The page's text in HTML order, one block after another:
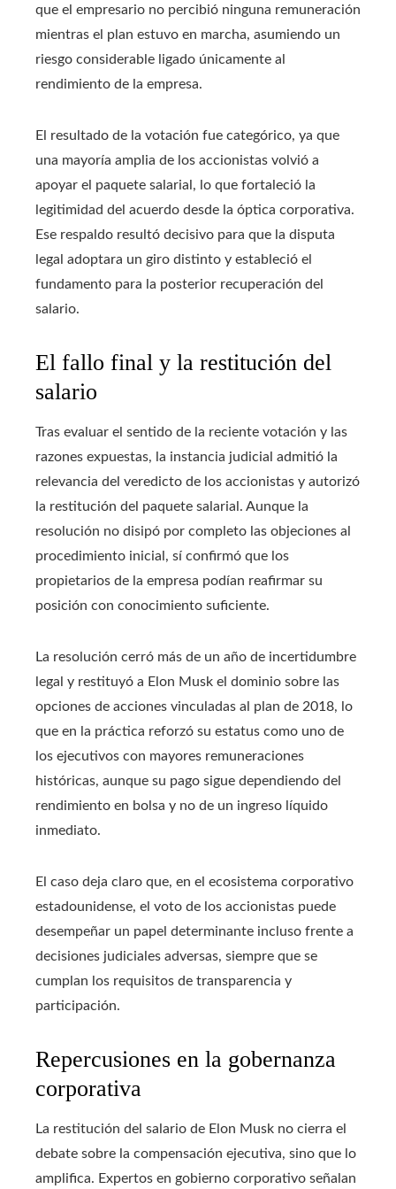
que el empresario no percibió ninguna remuneración
mientras el plan estuvo en marcha, asumiendo un
riesgo considerable ligado únicamente al
rendimiento de la empresa.
El resultado de la votación fue categórico, ya que
una mayoría amplia de los accionistas volvió a
apoyar el paquete salarial, lo que fortaleció la
legitimidad del acuerdo desde la óptica corporativa.
Ese respaldo resultó decisivo para que la disputa
legal adoptara un giro distinto y estableció el
fundamento para la posterior recuperación del
salario.
El fallo final y la restitución del
salario
Tras evaluar el sentido de la reciente votación y las
razones expuestas, la instancia judicial admitió la
relevancia del veredicto de los accionistas y autorizó
la restitución del paquete salarial. Aunque la
resolución no disipó por completo las objeciones al
procedimiento inicial, sí confirmó que los
propietarios de la empresa podían reafirmar su
posición con conocimiento suficiente.
La resolución cerró más de un año de incertidumbre
legal y restituyó a Elon Musk el dominio sobre las
opciones de acciones vinculadas al plan de 2018, lo
que en la práctica reforzó su estatus como uno de
los ejecutivos con mayores remuneraciones
históricas, aunque su pago sigue dependiendo del
rendimiento en bolsa y no de un ingreso líquido
inmediato.
El caso deja claro que, en el ecosistema corporativo
estadounidense, el voto de los accionistas puede
desempeñar un papel determinante incluso frente a
decisiones judiciales adversas, siempre que se
cumplan los requisitos de transparencia y
participación.
Repercusiones en la gobernanza
corporativa
La restitución del salario de Elon Musk no cierra el
debate sobre la compensación ejecutiva, sino que lo
amplifica. Expertos en gobierno corporativo señalan